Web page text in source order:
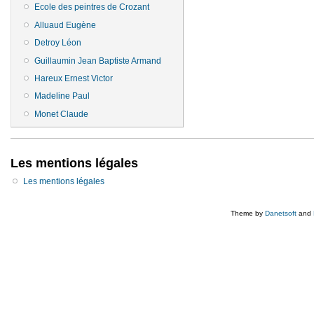
Ecole des peintres de Crozant
Alluaud Eugène
Detroy Léon
Guillaumin Jean Baptiste Armand
Hareux Ernest Victor
Madeline Paul
Monet Claude
Les mentions légales
Les mentions légales
Theme by Danetsoft and